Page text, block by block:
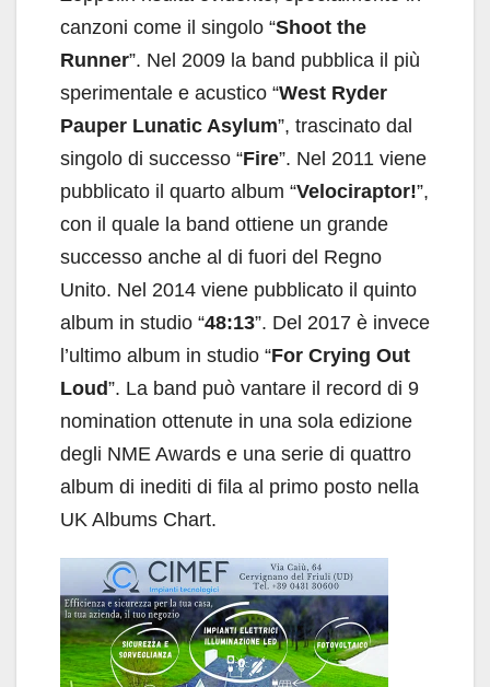
canzoni come il singolo “Shoot the
Runner”. Nel 2009 la band pubblica il più
sperimentale e acustico “West Ryder
Pauper Lunatic Asylum”, trascinato dal
singolo di successo “Fire”. Nel 2011 viene
pubblicato il quarto album “Velociraptor!”,
con il quale la band ottiene un grande
successo anche al di fuori del Regno
Unito. Nel 2014 viene pubblicato il quinto
album in studio “48:13”. Del 2017 è invece
l’ultimo album in studio “For Crying Out
Loud”. La band può vantare il record di 9
nomination ottenute in una sola edizione
degli NME Awards e una serie di quattro
album di inediti di fila al primo posto nella
UK Albums Chart.